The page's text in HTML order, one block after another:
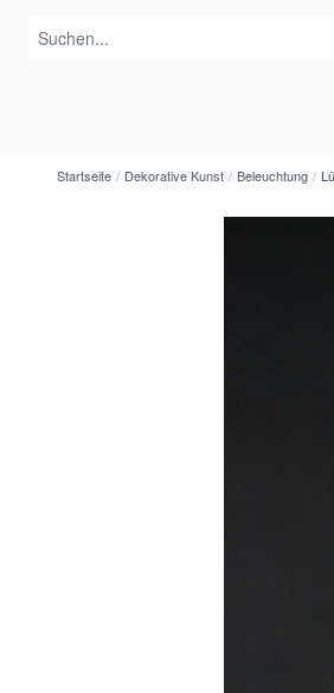
Startseite / Dekorative Kunst / Beleuchtung /